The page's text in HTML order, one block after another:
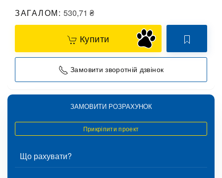
ЗАГАЛОМ: 530,71 ₴
Купити
Замовити зворотній дзвінок
ЗАМОВИТИ РОЗРАХУНОК
Прикріпити проект